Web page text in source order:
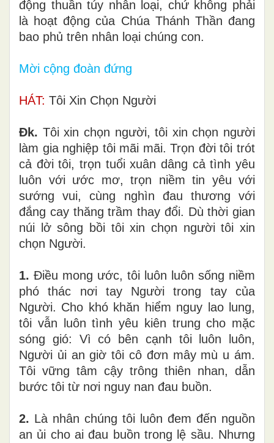
động thuần túy nhân loại, chứ không phải
là hoạt động của Chúa Thánh Thần đang
bao phủ trên nhân loại chúng con.
Mời cộng đoàn đứng
HÁT: Tôi Xin Chọn Người
Đk. Tôi xin chọn người, tôi xin chọn người
làm gia nghiệp tôi mãi mãi. Trọn đời tôi trót
cả đời tôi, trọn tuổi xuân dâng cả tình yêu
luôn với ước mơ, trọn niềm tin yêu với
sướng vui, cùng nghìn đau thương với
đắng cay thăng trầm thay đổi. Dù thời gian
núi lở sông bồi tôi xin chọn người tôi xin
chọn Người.
1. Điều mong ước, tôi luôn luôn sống niềm
phó thác nơi tay Người trong tay của
Người. Cho khó khăn hiểm nguy lao lung,
tôi vẫn luôn tình yêu kiên trung cho mặc
sóng gió: Vì có bên cạnh tôi luôn luôn,
Người ủi an giờ tôi cô đơn mây mù u ám.
Tôi vững tâm cậy trông thiên nhan, dẫn
bước tôi từ nơi nguy nan đau buồn.
2. Là nhân chúng tôi luôn đem đến nguồn
an ủi cho ai đau buồn trong lệ sầu. Nhưng